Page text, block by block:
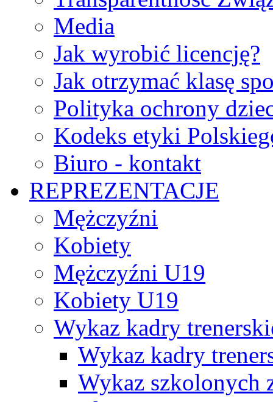
Media
Jak wyrobić licencję?
Jak otrzymać klasę
Polityka ochrony
Kodeks etyki
Biuro - kontakt
REPREZENTACJE
Mężczyźni
Kobiety
Mężczyźni U19
Kobiety U19
Wykaz kadry
Wykaz kadry
Wykaz szkolonych